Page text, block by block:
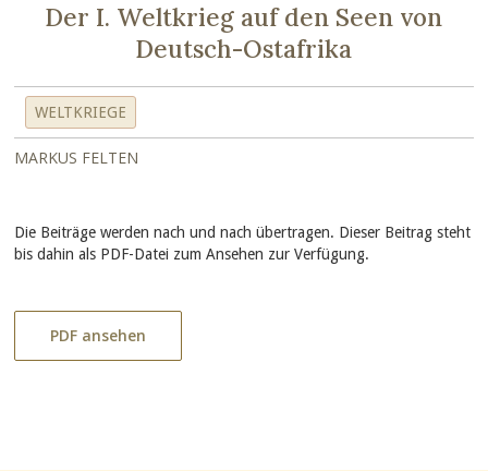
Der I. Weltkrieg auf den Seen von
Deutsch-Ostafrika
WELTKRIEGE
MARKUS FELTEN
Die Beiträge werden nach und nach übertragen. Dieser Beitrag steht
bis dahin als PDF-Datei zum Ansehen zur Verfügung.
PDF ansehen